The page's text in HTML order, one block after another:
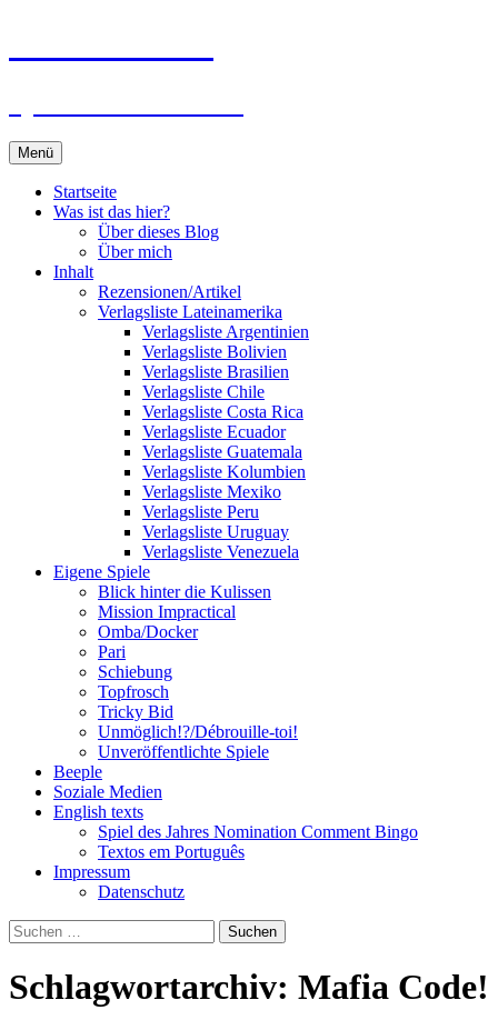
Menü
Startseite
Was ist das hier?
Über dieses Blog
Über mich
Inhalt
Rezensionen/Artikel
Verlagsliste Lateinamerika
Verlagsliste Argentinien
Verlagsliste Bolivien
Verlagsliste Brasilien
Verlagsliste Chile
Verlagsliste Costa Rica
Verlagsliste Ecuador
Verlagsliste Guatemala
Verlagsliste Kolumbien
Verlagsliste Mexiko
Verlagsliste Peru
Verlagsliste Uruguay
Verlagsliste Venezuela
Eigene Spiele
Blick hinter die Kulissen
Mission Impractical
Omba/Docker
Pari
Schiebung
Topfrosch
Tricky Bid
Unmöglich!?/Débrouille-toi!
Unveröffentlichte Spiele
Beeple
Soziale Medien
English texts
Spiel des Jahres Nomination Comment Bingo
Textos em Português
Impressum
Datenschutz
Suchen
nach:
Schlagwortarchiv: Mafia Code!